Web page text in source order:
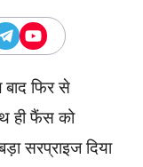
बाद फिर से
ही फैंस को
सरप्राइज दिया